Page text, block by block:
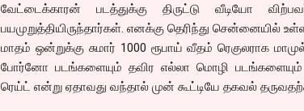
வேட்டைக்காரன் படத்துக்கு திருட்டு வீடியோ
பயமுறுத்தியிருந்தார்கள். எனக்கு தெரிந்து சென்னையில்
மாதம் ஒன்றுக்கு சுமார் 1000 ரூபாய் வீதம் ரெகுலராக
போர்னோ படங்களையும் தவிர எல்லா மொழி
ரெய்ட் என்று ஏதாவது வந்தால் முன் கூட்டியே தகவல்